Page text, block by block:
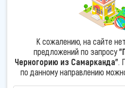
К сожалению, на сайте
предложений по запросу
Черногорию из Самарканда".
по данному направлению